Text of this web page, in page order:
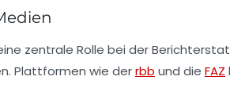
zentrale Rolle bei der
Plattformen wie derrbb und die FAZ